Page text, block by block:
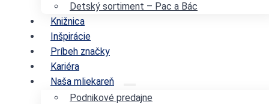
Detský sortiment – Pac a Bác
Knižnica
Inšpirácie
Príbeh značky
Kariéra
Naša mliekareň
Podnikové predajne